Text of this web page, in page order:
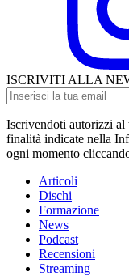
ISCRIVITI ALLA
Iscrivendoti autorizzi al
finalità indicate nella
ogni momento
Articoli
Dischi
Formazione
News
Podcast
Recensioni
Streaming